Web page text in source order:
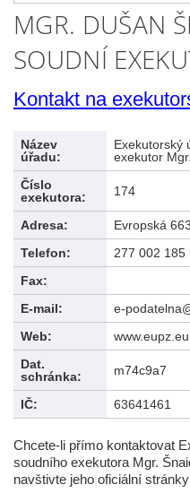
MGR. DUŠAN
SOUDNÍ
Kontakt na
Název
úřadu:
Exekutorský
exekutor
Číslo
exekutora:
174
Adresa:
Evropská
Telefon:
277 002 185
Fax:
E-mail:
e-
Web:
www.eupz.eu
Dat.
schránka:
m74c9a7
IČ: 63641461
Chcete-li přímo kontaktovat
soudního exekutora Mgr.
navštivte jeho oficiální stránky